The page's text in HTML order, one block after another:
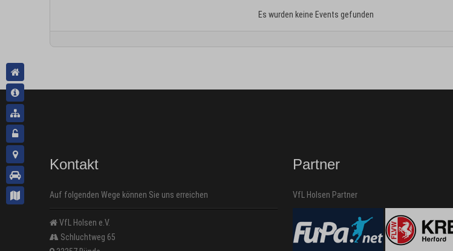
Es wurden keine Events gefunden
Kontakt
Auf folgenden Wege können Sie uns erreichen
VfL Holsen e.V.
Schluchtweg 65
Partner
VfL Holsen Partner